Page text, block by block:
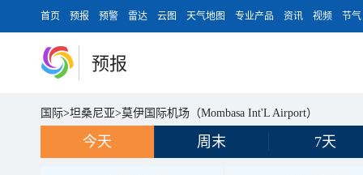
首页 预报 预警 雷达 云图 天气地图 专业产品 资讯 视频 节气
预报
国际>坦桑尼亚>莫伊国际机场（Mombasa Int'L Airport）
今天 周末 7天